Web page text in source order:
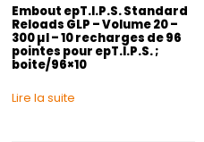
Embout epT.I.P.S. Standard
Reloads GLP – Volume 20 –
300 µl – 10 recharges de 96
pointes pour epT.I.P.S. ;
boite/96×10
Lire la suite